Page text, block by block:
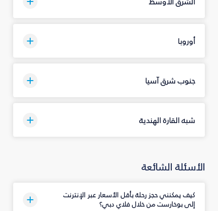
أوروبا
جنوب شرق آسيا
شبه القارة الهندية
الأسئلة الشائعة
كيف يمكنني حجز رحلة بأقل الأسعار عبر الإنترنت
إلى بوخارست من خلال فلاي دبي؟